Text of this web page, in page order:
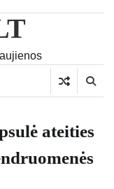
ateities